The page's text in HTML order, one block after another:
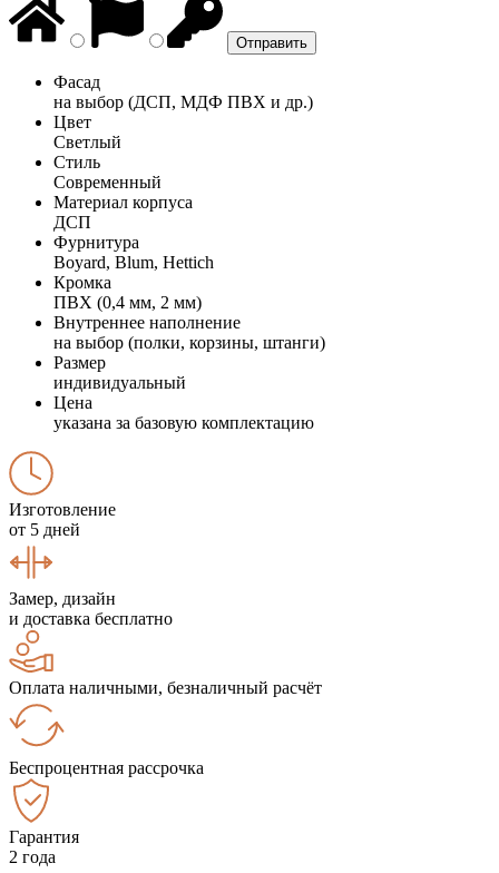
Фасад
на выбор (ДСП, МДФ ПВХ и др.)
Цвет
Светлый
Стиль
Современный
Материал корпуса
ДСП
Фурнитура
Boyard, Blum, Hettich
Кромка
ПВХ (0,4 мм, 2 мм)
Внутреннее наполнение
на выбор (полки, корзины, штанги)
Размер
индивидуальный
Цена
указана за базовую комплектацию
Изготовление
от 5 дней
Замер, дизайн
и доставка бесплатно
Оплата наличными, безналичный расчёт
Беспроцентная рассрочка
Гарантия
2 года